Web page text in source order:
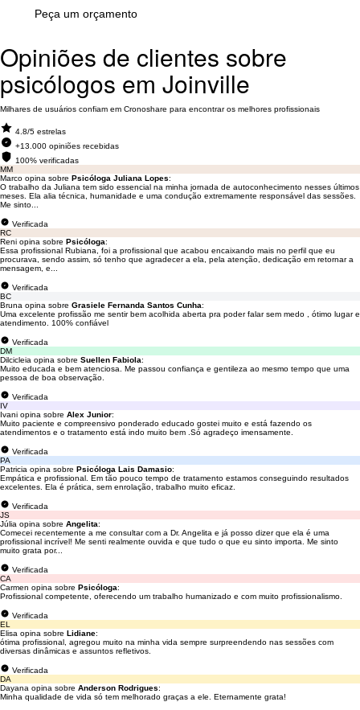
Peça um orçamento
Opiniões de clientes sobre
psicólogos em Joinville
Milhares de usuários confiam em Cronoshare para encontrar os melhores profissionais
4.8/5 estrelas
+13.000 opiniões recebidas
100% verificadas
MM
Marco opina sobre Psicóloga Juliana Lopes:
O trabalho da Juliana tem sido essencial na minha jornada de autoconhecimento nesses últimos
meses. Ela alia técnica, humanidade e uma condução extremamente responsável das sessões.
Me sinto...
Verificada
RC
Reni opina sobre Psicóloga:
Essa profissional Rubiana, foi a profissional que acabou encaixando mais no perfil que eu
procurava, sendo assim, só tenho que agradecer a ela, pela atenção, dedicação em retornar a
mensagem, e...
Verificada
BC
Bruna opina sobre Grasiele Fernanda Santos Cunha:
Uma excelente profissão me sentir bem acolhida aberta pra poder falar sem medo , ótimo lugar e
atendimento. 100% confiável
Verificada
DM
Dilcicleia opina sobre Suellen Fabiola:
Muito educada e bem atenciosa. Me passou confiança e gentileza ao mesmo tempo que uma
pessoa de boa observação.
Verificada
IV
Ivani opina sobre Alex Junior:
Muito paciente e compreensivo ponderado educado gostei muito e está fazendo os
atendimentos e o tratamento está indo muito bem .Só agradeço imensamente.
Verificada
PA
Patricia opina sobre Psicóloga Lais Damasio:
Empática e profissional. Em tão pouco tempo de tratamento estamos conseguindo resultados
excelentes. Ela é prática, sem enrolação, trabalho muito eficaz.
Verificada
JS
Júlia opina sobre Angelita:
Comecei recentemente a me consultar com a Dr. Angelita e já posso dizer que ela é uma
profissional incrível! Me senti realmente ouvida e que tudo o que eu sinto importa. Me sinto
muito grata por...
Verificada
CA
Carmen opina sobre Psicóloga:
Profissional competente, oferecendo um trabalho humanizado e com muito profissionalismo.
Verificada
EL
Elisa opina sobre Lidiane:
ótima profissional, agregou muito na minha vida sempre surpreendendo nas sessões com
diversas dinâmicas e assuntos refletivos.
Verificada
DA
Dayana opina sobre Anderson Rodrigues:
Minha qualidade de vida só tem melhorado graças a ele. Eternamente grata!